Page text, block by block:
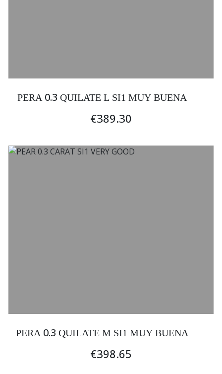
PERA 0.3 QUILATE L SI1 MUY BUENA
€389.30
PERA 0.3 QUILATE M SI1 MUY BUENA
€398.65